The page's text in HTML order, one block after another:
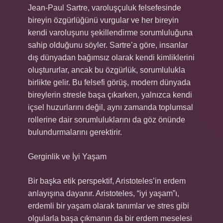
Jean-Paul Sartre, varoluşçuluk felsefesinde
bireyin özgürlüğünü vurgular ve her bireyin
kendi varoluşunu şekillendirme sorumluluğuna
sahip olduğunu söyler. Sartre’a göre, insanlar
dış dünyadan bağımsız olarak kendi kimliklerini
oluştururlar, ancak bu özgürlük, sorumlulukla
birlikte gelir. Bu felsefi görüş, modern dünyada
bireylerin stresle başa çıkarken, yalnızca kendi
içsel huzurlarını değil, aynı zamanda toplumsal
rollerine dair sorumluluklarını da göz önünde
bulundurmalarını gerektirir.
Gerginlik ve İyi Yaşam
Bir başka etik perspektif, Aristoteles’in erdem
anlayışına dayanır. Aristoteles, “iyi yaşam”ı,
erdemli bir yaşam olarak tanımlar ve stres gibi
olgularla başa çıkmanın da bir erdem meselesi